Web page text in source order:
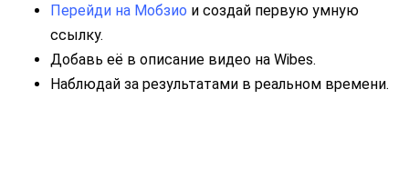
Перейди на Мобзио и создай первую умную
ссылку.
Добавь её в описание видео на Wibes.
Наблюдай за результатами в реальном времени.